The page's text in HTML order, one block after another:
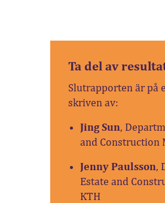
Ta del av
Slutrapporten är på
skriven av:
Jing Sun,
and Construction
Jenny Paulsson,
Estate and
KTH